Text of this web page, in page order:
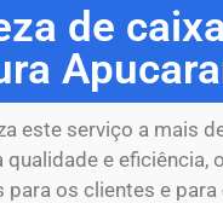
de
este serviço a mais
e eficiência,
para os clientes e para